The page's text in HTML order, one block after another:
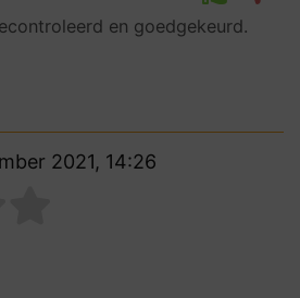
en goedgekeurd.
2021, 14:26